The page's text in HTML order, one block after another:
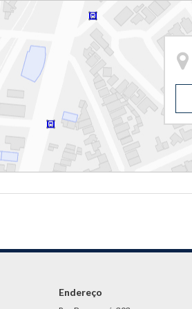
Endereço